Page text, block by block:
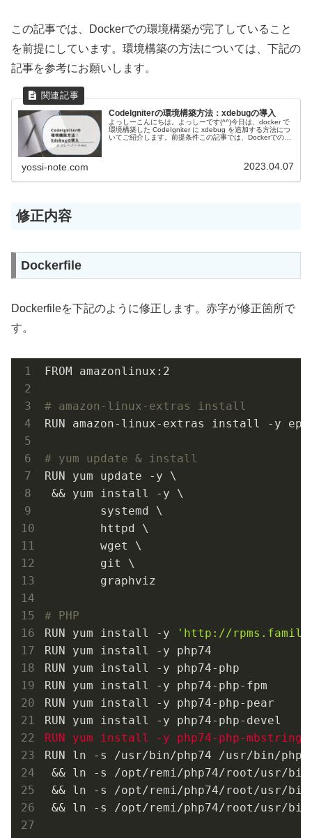
この記事では、Dockerでの環境構築が完了していること
を前提にしています。環境構築の方法については、下記の
記事を参考にお願いします。
CodeIgniterの環境構築方法：xdebugの導入
よっしーこんにちは。よっしーです(^^)今日は、docker で
環境構築した CodeIgniter に xdebug を追加する方法につ
いてご紹介します。前提条件この記事では、Dockerでの環
yossi-note.com 2023.04.07
修正内容
Dockerfile
Dockerfileを下記のように修正します。赤字が修正箇所で
す。
FROM amazonlinux:2
# amazon-linux-extras install
RUN amazon-linux-extras install -y
# yum update & install
RUN yum update -y \
&& yum install -y \
        systemd \
        httpd \
        wget \
        git \
        graphviz
# PHP
RUN yum install -y
'http://
RUN yum install -y php74
RUN yum install -y php74-php
RUN yum install -y php74-php-fpm
RUN yum install -y php74-php-pear
RUN yum install -y php74-php-mbstring
RUN ln -s /usr/bin/php74 /usr/bin/php
&& ln -s /opt/remi/php74/root/usr/
&& ln -s /opt/remi/php74/root/usr/
&& ln -s /opt/remi/php74/root/usr/